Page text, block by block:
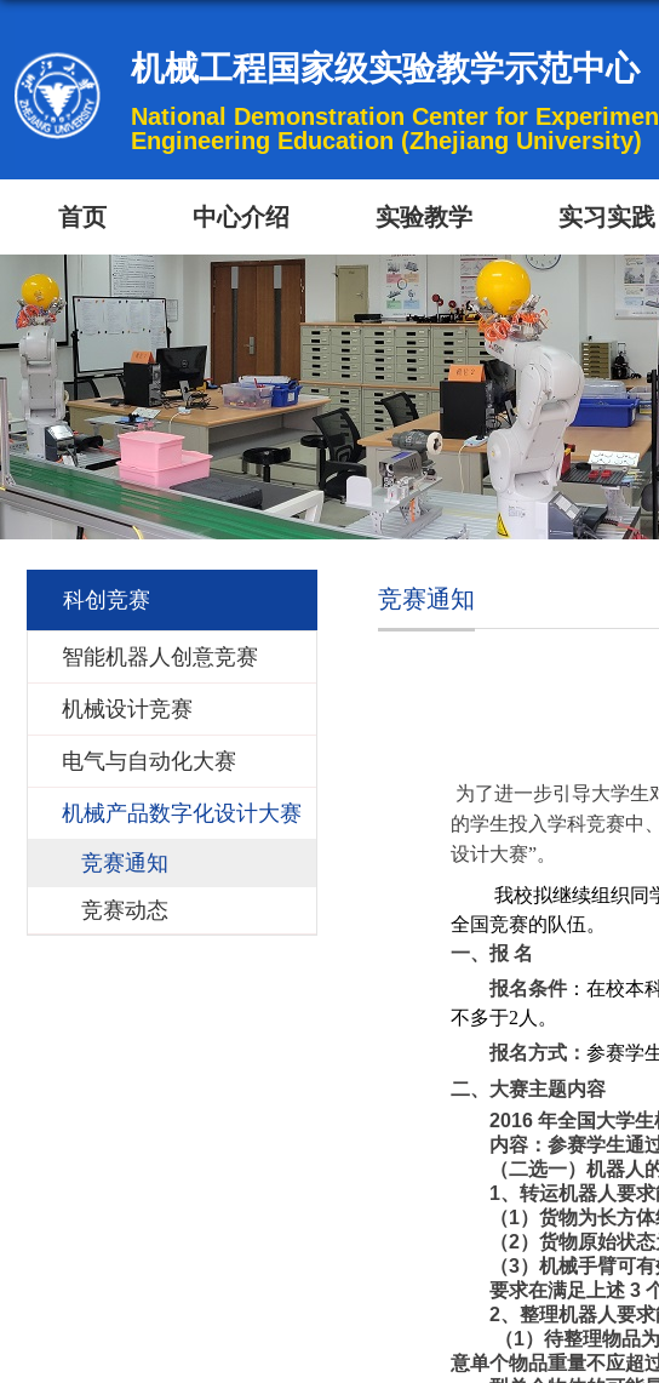
机械工程国家级实验教学示范中心
National Demonstration Center for
Engineering Education (Zhejiang University)
首页 中心介绍
中心概况
师资队伍
机械工程国家级实验教...
院实验教学中心
教学环境
实验教学
课程概况
工程图学实验
机械制图及CAD基础实...
机械工程基础实验
测控技术实验
嵌入式系统实验
机器人驱动与控制实验
实习实践
实习课
实习基地
院学生创新
科创竞赛
智能机器人创意竞赛
机械设计竞赛
电气与自动化大赛
机械产品数字化设计大赛
竞赛通知
竞赛动态
竞赛通知
为了进一步引导大学生
的学生投入学科竞赛中
设计大赛”。
我校拟继续组织同
全国竞赛的队伍。
一、报 名
报名条件：在校本
不多于2人。
报名方式： 参赛学
二、大赛主题内容
2016 年全国大学
内容 ： 参赛学生通
（二选一） 机器人
1、转运机器人要
（1） 货物为长方
（2） 货物原始状
（3） 机械手臂可
要求在满足上述 3
2、整理机器人要
（1） 待整理物品
意单个物品重量不应超